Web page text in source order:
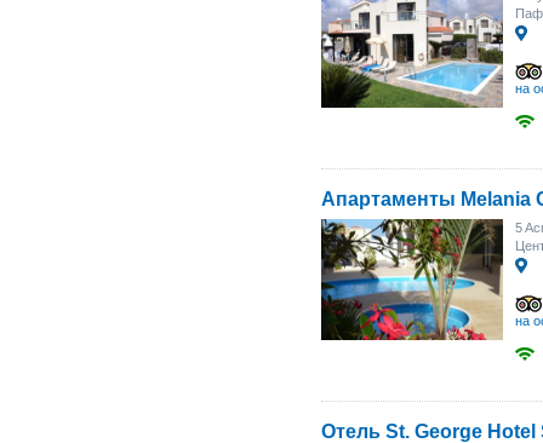
на
Апартаменты Melania
5
на
Отель St. George Hotel